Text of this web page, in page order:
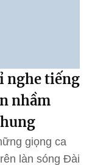
nghe tiếng
nhầm
giọng ca
làn sóng Đài